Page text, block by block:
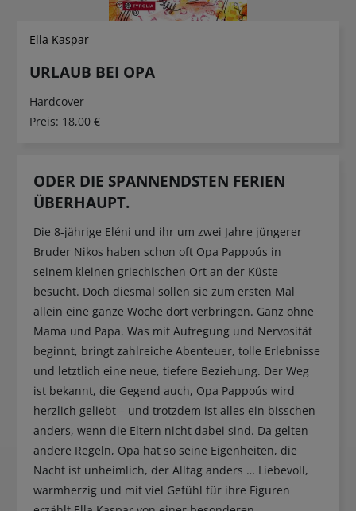
Ella Kaspar
URLAUB BEI OPA
Hardcover
Preis: 18,00 €
ODER DIE SPANNENDSTEN FERIEN
ÜBERHAUPT.
Die 8-jährige Eléni und ihr um zwei Jahre jüngerer
Bruder Nikos haben schon oft Opa Pappoús in
seinem kleinen griechischen Ort an der Küste
besucht. Doch diesmal sollen sie zum ersten Mal
allein eine ganze Woche dort verbringen. Ganz ohne
Mama und Papa. Was mit Aufregung und Nervosität
beginnt, bringt zahlreiche Abenteuer, tolle Erlebnisse
und letztlich eine neue, tiefere Beziehung. Der Weg
ist bekannt, die Gegend auch, Opa Pappoús wird
herzlich geliebt – und trotzdem ist alles ein bisschen
anders, wenn die Eltern nicht dabei sind. Da gelten
andere Regeln, Opa hat so seine Eigenheiten, die
Nacht ist unheimlich, der Alltag anders … Liebevoll,
warmherzig und mit viel Gefühl für ihre Figuren